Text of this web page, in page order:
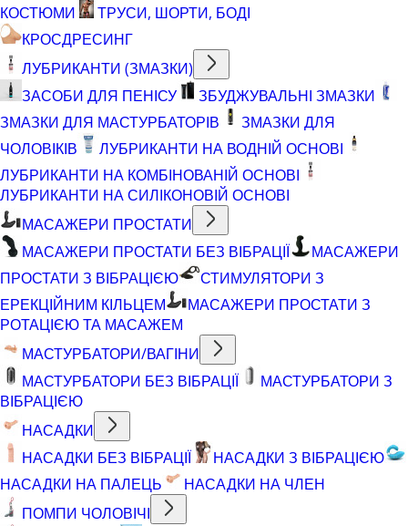
КОСТЮМИ
ТРУСИ, ШОРТИ, БОДІ
КРОСДРЕСИНГ
ЛУБРИКАНТИ (ЗМАЗКИ)
ЗАСОБИ ДЛЯ ПЕНІСУ
ЗБУДЖУВАЛЬНІ ЗМАЗКИ
ЗМАЗКИ ДЛЯ МАСТУРБАТОРІВ
ЗМАЗКИ ДЛЯ
ЧОЛОВІКІВ
ЛУБРИКАНТИ НА ВОДНІЙ ОСНОВІ
ЛУБРИКАНТИ НА КОМБІНОВАНІЙ ОСНОВІ
ЛУБРИКАНТИ НА СИЛІКОНОВІЙ ОСНОВІ
МАСАЖЕРИ ПРОСТАТИ
МАСАЖЕРИ ПРОСТАТИ БЕЗ ВІБРАЦІЇ
МАСАЖЕРИ
ПРОСТАТИ З ВІБРАЦІЄЮ
СТИМУЛЯТОРИ З
ЕРЕКЦІЙНИМ КІЛЬЦЕМ
МАСАЖЕРИ ПРОСТАТИ З
РОТАЦІЄЮ ТА МАСАЖЕМ
МАСТУРБАТОРИ/ВАГІНИ
МАСТУРБАТОРИ БЕЗ ВІБРАЦІЇ
МАСТУРБАТОРИ З
ВІБРАЦІЄЮ
НАСАДКИ
НАСАДКИ БЕЗ ВІБРАЦІЇ
НАСАДКИ З ВІБРАЦІЄЮ
НАСАДКИ НА ПАЛЕЦЬ
НАСАДКИ НА ЧЛЕН
ПОМПИ ЧОЛОВІЧІ